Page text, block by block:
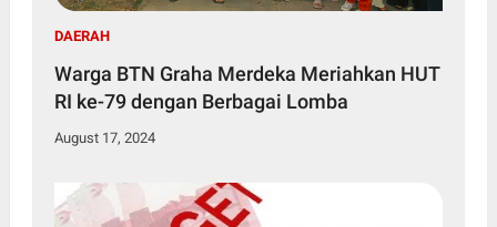
DAERAH
Warga BTN Graha Merdeka Meriahkan HUT
RI ke-79 dengan Berbagai Lomba
August 17, 2024